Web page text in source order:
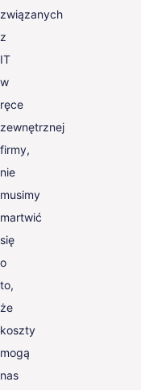
związanych
z
IT
w
ręce
zewnętrznej
firmy,
nie
musimy
martwić
się
o
to,
że
koszty
mogą
nas